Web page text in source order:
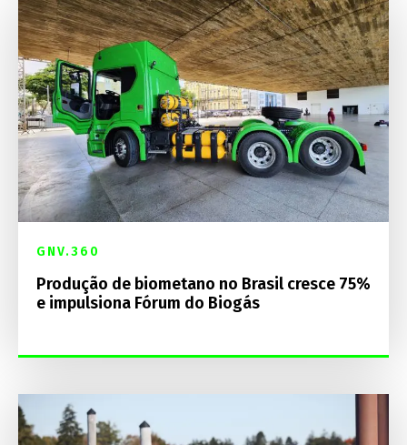
GNV.360
Produção de biometano no Brasil cresce 75%
e impulsiona Fórum do Biogás